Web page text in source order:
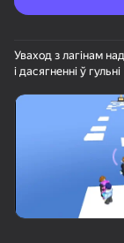
Уваход з лагінам
і дасягненні ў гульні